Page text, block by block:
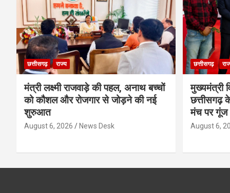
छत्तीसगढ़ राज्य
मंत्री लक्ष्मी राजवाड़े की पहल, अनाथ बच्चों
को कौशल और रोजगार से जोड़ने की नई
शुरुआत
August 6, 2026 News Desk
छत्तीसगढ़
मुख्यमंत्री
छत्तीसगढ़
मंच पर गूंज
August 6,